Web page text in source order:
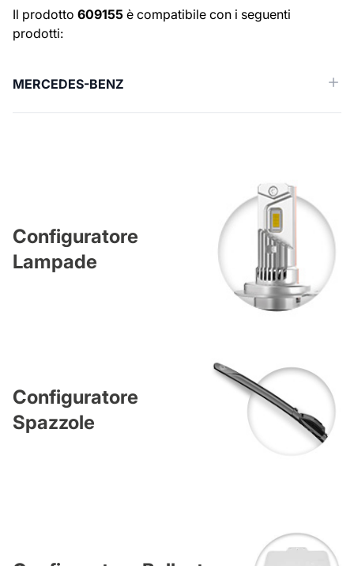
Numeri OE
Il prodotto 609155 è compatibile con i seguenti
prodotti:
MERCEDES-BENZ
Configuratore
Lampade
Configuratore
Spazzole